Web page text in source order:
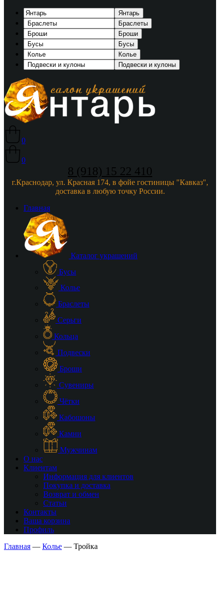
Янтарь
Браслеты
Броши
Бусы
Колье
Подвески и кулоны
0
0
8 (918) 15 22 410
г.Краснодар, ул. Красная 174, в фойе гостиницы "Кавказ",
доставка в любую точку России.
Главная
Каталог украшений
Бусы
Колье
Браслеты
Серьги
Кольца
Подвески
Броши
Сувениры
Чётки
Кабошоны
Камни
Мужчинам
О нас
Клиентам
Информация для клиентов
Покупка и доставка
Возврат и обмен
Статьи
Контакты
Ваша корзина
Профиль
Главная — Колье — Тройка